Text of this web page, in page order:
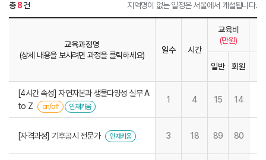
총8건 지역명이 없는 일정은 서울에서 개설됩니다.
교육과정명
(상세 내용을 보시려면 과정을 클릭하세요)
일수 시간
교육비
(만원)
일반 회원
[4시간 속성] 자연자본과 생물다양성 실무 A
to Z
on/off 인재키움
1 4 15 14
[자격과정] 기후공시 전문가 인재키움 3 18 89 80